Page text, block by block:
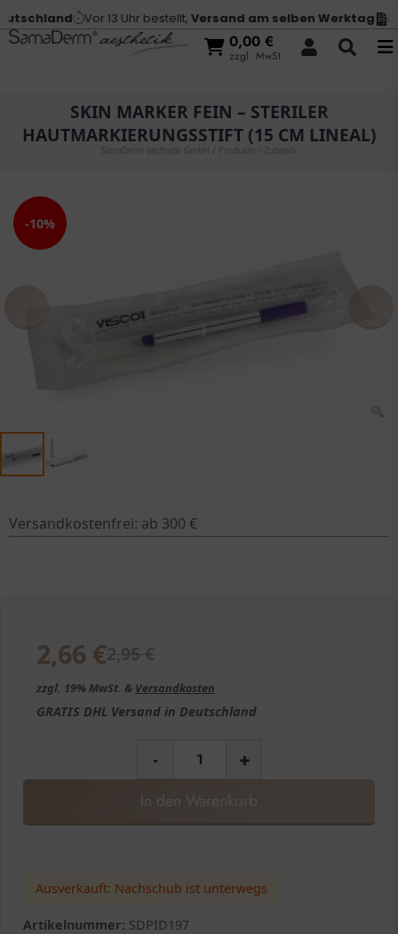
Vor 13 Uhr bestellt,Versand am selben Werktag
0,00 €
zzgl. MwSt.
SKIN MARKER FEIN – STERILER
HAUTMARKIERUNGSSTIFT (15 CM LINEAL)
SamaDerm aesthetik GmbH Produkte Zubehör
-10%
Versandkostenfrei: ab 300 €
2,66 €
zzgl. 19% MwSt. & Versandkosten
GRATIS DHL Versand in Deutschland
- +
In den Warenkorb
Ausverkauft: Nachschub ist unterwegs
Artikelnummer: SDPID197